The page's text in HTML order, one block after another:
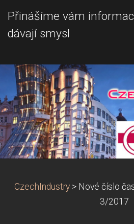
Přinášíme vám
dávají smysl
CzechIndustry > Nové číslo
3/2017